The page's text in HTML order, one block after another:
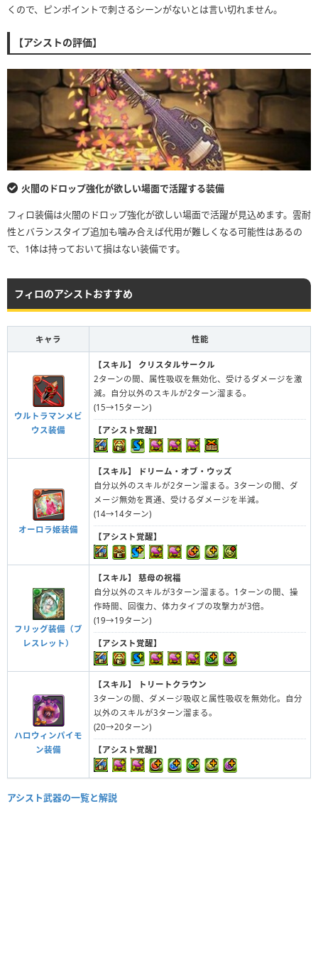
くので、ピンポイントで刺さるシーンがないとは言い切れません。
【アシストの評価】
火闇のドロップ強化が欲しい場面で活躍する装備
フィロ装備は火闇のドロップ強化が欲しい場面で活躍が見込めます。雲耐
性とバランスタイプ追加も噛み合えば代用が難しくなる可能性はあるの
で、1体は持っておいて損はない装備です。
フィロのアシストおすすめ
キャラ 性能
ウルトラマンメビ
ウス装備
【スキル】
クリスタルサークル
2ターンの間、属性吸収を無効化、受けるダメージを激
減。自分以外のスキルが2ターン溜まる。
(15→15ターン)
【アシスト覚醒】
オーロラ姫装備
【スキル】
ドリーム・オブ・ウッズ
自分以外のスキルが2ターン溜まる。3ターンの間、ダ
メージ無効を貫通、受けるダメージを半減。
(14→14ターン)
【アシスト覚醒】
フリッグ装備（ブ
レスレット）
【スキル】
慈母の祝福
自分以外のスキルが3ターン溜まる。1ターンの間、操
作時間、回復力、体力タイプの攻撃力が3倍。
(19→19ターン)
【アシスト覚醒】
ハロウィンパイモ
ン装備
【スキル】
トリートクラウン
3ターンの間、ダメージ吸収と属性吸収を無効化。自分
以外のスキルが3ターン溜まる。
(20→20ターン)
【アシスト覚醒】
アシスト武器の一覧と解説